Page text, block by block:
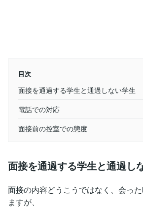
目次
面接を通過する学生と通過しない学生
電話での対応
面接前の控室での態度
面接を通過する学生と通過し
面接の内容どうこうではなく、会っ
ますが、